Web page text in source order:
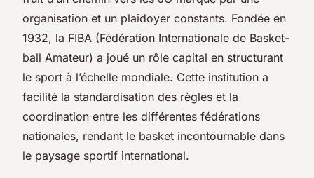
organisation et un plaidoyer constants. Fondée en
1932, la FIBA (Fédération Internationale de Basket-
ball Amateur) a joué un rôle capital en structurant
le sport à l’échelle mondiale. Cette institution a
facilité la standardisation des règles et la
coordination entre les différentes fédérations
nationales, rendant le basket incontournable dans
le paysage sportif international.